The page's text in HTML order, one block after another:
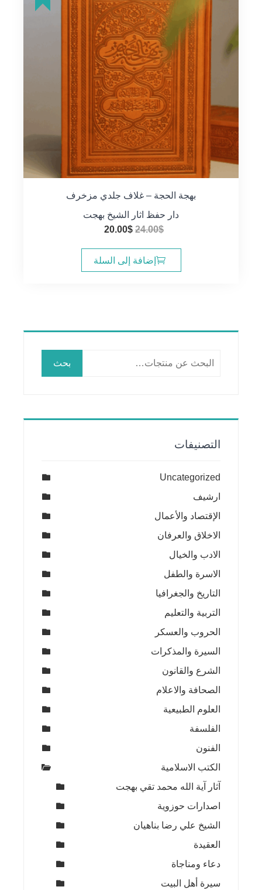
بهجة الحجة – غلاف جلدي مزخرف
دار حفظ اثار الشيخ بهجت
24.00$
السعر
هو:
24.00$.
20.00$
هو:
20.00$.
إضافة إلى السلة
بحث
التصنيفات
Uncategorized
ارشيف
الإقتصاد والأعمال
الاخلاق والعرفان
الادب والخيال
الاسرة والطفل
التاريخ والجغرافيا
التربية والتعليم
الحروب والعسكر
السيرة والمذكرات
الشرع والقانون
الصحافة والاعلام
العلوم الطبيعية
الفلسفة
الفنون
الكتب الاسلامية
آثار آية الله محمد تقي بهجت
اصدارات حوزوية
الشيخ علي رضا بناهيان
العقيدة
دعاء ومناجاة
سيرة أهل البيت